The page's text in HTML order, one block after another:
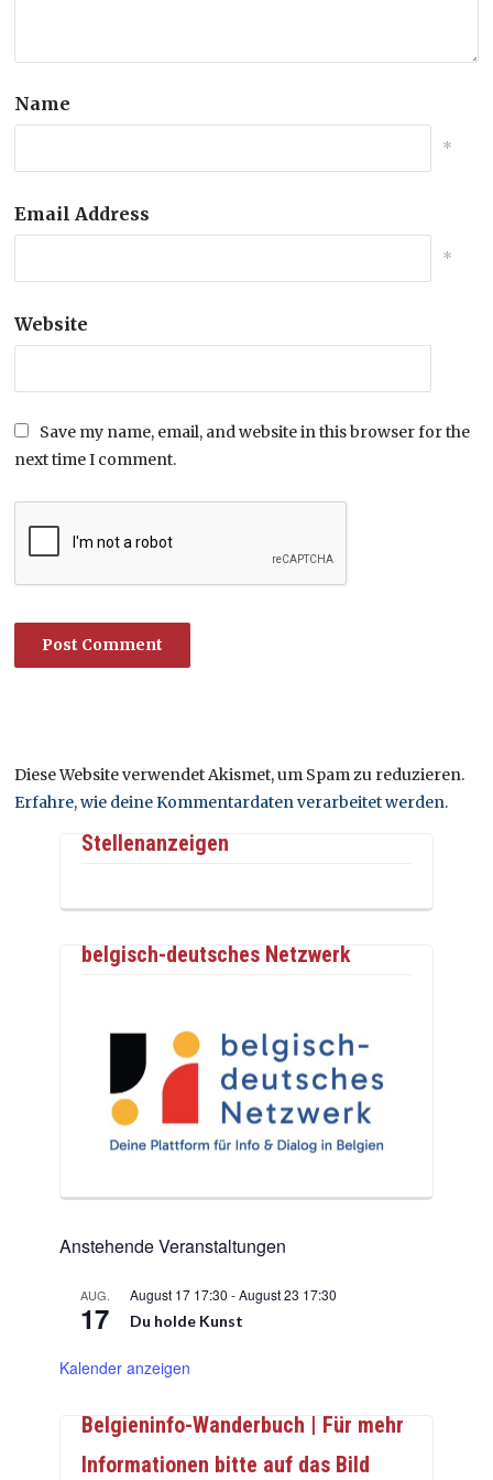
Name
*
Email Address
*
Website
Save my name, email, and website in this browser for the
next time I comment.
Diese Website verwendet Akismet, um Spam zu reduzieren.
Erfahre, wie deine Kommentardaten verarbeitet werden.
Stellenanzeigen
belgisch-deutsches Netzwerk
Anstehende Veranstaltungen
AUG.
17
August 17 17:30 -August 23 17:30
Du holde Kunst
Kalender anzeigen
Belgieninfo-Wanderbuch | Für mehr
Informationen bitte auf das Bild